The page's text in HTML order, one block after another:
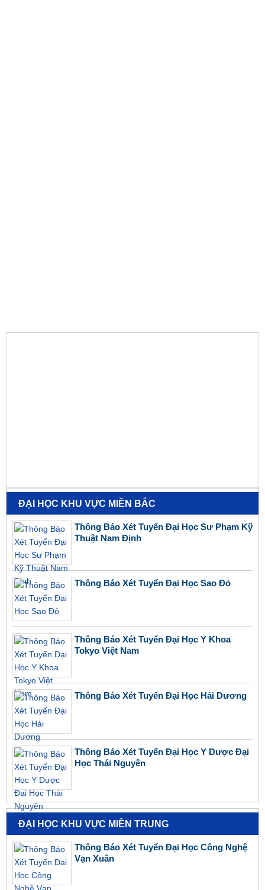
ĐẠI HỌC KHU VỰC MIỀN BẮC
Thông Báo Xét Tuyển Đại Học Sư Phạm Kỹ
Thuật Nam Định
Thông Báo Xét Tuyển Đại Học Sao Đỏ
Thông Báo Xét Tuyển Đại Học Y Khoa
Tokyo Việt Nam
Thông Báo Xét Tuyển Đại Học Hải Dương
Thông Báo Xét Tuyển Đại Học Y Dược Đại
Học Thái Nguyên
ĐẠI HỌC KHU VỰC MIỀN TRUNG
Thông Báo Xét Tuyển Đại Học Công Nghệ
Vạn Xuân